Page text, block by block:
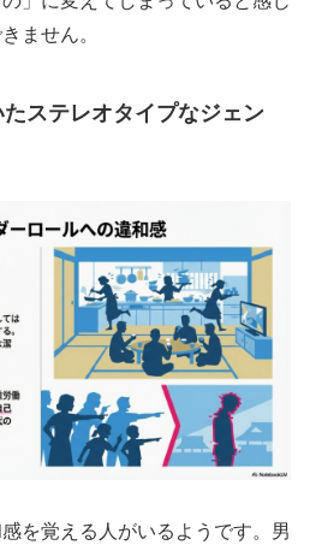
ません。
ステレオタイプなジェン
を覚える人がいるようです。男